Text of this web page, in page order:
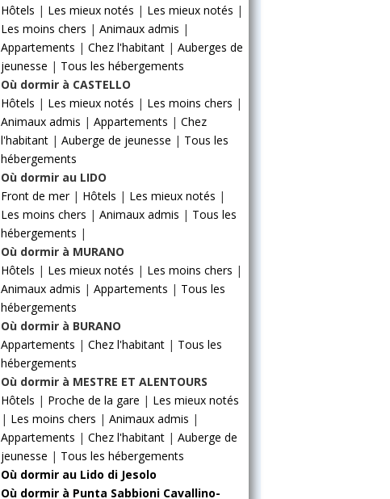
Hôtels | Les mieux notés | Les mieux notés |
Les moins chers | Animaux admis |
Appartements | Chez l'habitant| Auberges de
jeunesse | Tous les hébergements
Où dormir à CASTELLO
Hôtels | Les mieux notés | Les moins chers |
Animaux admis | Appartements | Chez
l'habitant| Auberge de jeunesse | Tous les
hébergements
Où dormir au LIDO
Front de mer| Hôtels | Les mieux notés |
Les moins chers | Animaux admis | Tous les
hébergements |
Où dormir à MURANO
Hôtels | Les mieux notés | Les moins chers |
Animaux admis | Appartements | Tous les
hébergements
Où dormir à BURANO
Appartements | Chez l'habitant| Tous les
hébergements
Où dormir à MESTRE ET ALENTOURS
Hôtels | Proche de la gare | Les mieux notés
| Les moins chers | Animaux admis |
Appartements | Chez l'habitant| Auberge de
jeunesse | Tous les hébergements
Où dormir au Lido di Jesolo
Où dormir à Punta Sabbioni Cavallino-